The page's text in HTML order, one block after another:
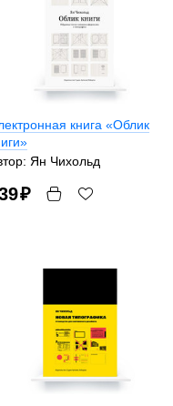
книга «Облик
Ян Чихольд
₽